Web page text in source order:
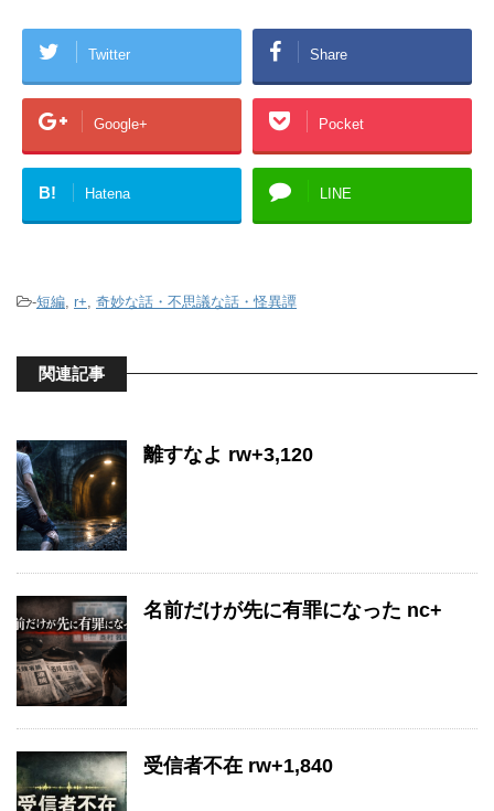
Twitter Share
Google+ Pocket
B! Hatena LINE
-短編 r+ 奇妙な話・不思議な話・怪異譚
関連記事
離すなよ rw+3,120
名前だけが先に有罪になった nc+
受信者不在 rw+1,840